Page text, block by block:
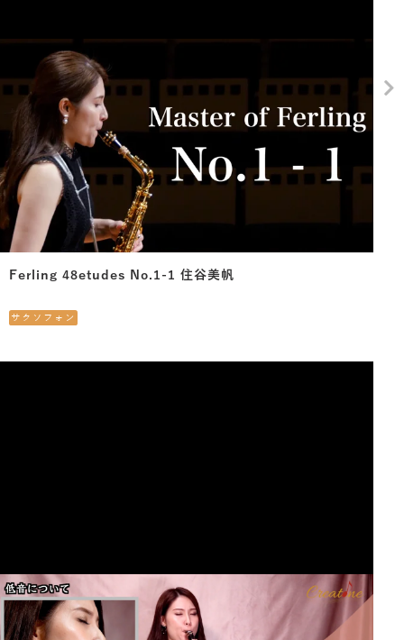
Ferling 48etudes No.1-1 住谷美帆
サクソフォン